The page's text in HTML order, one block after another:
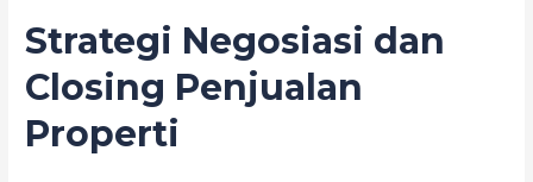
Strategi Negosiasi dan
Closing Penjualan
Properti